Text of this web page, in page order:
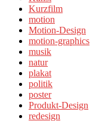
Kurzfilm
motion
Motion-Design
motion-graphics
musik
natur
plakat
politik
poster
Produkt-Design
redesign